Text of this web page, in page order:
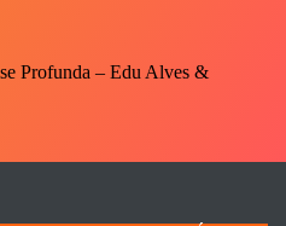
Profunda – Edu Alves &